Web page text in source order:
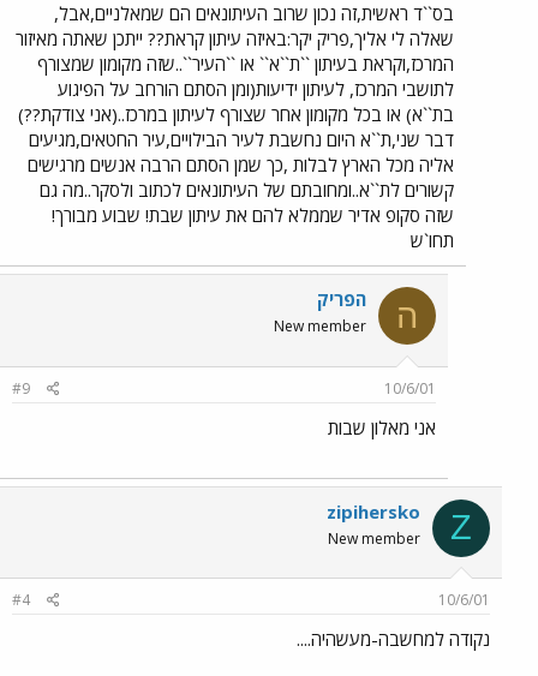
בס``ד ראשית,זה נכון שרוב העיתונאים הם שמאלניים,אבל,
שאלה לי אליך,פריק יקר:באיזה עיתון קראת?? ייתכן שאתה מאיזור
המרכז,וקראת בעיתון ``ת``א`` או ``העיר``..שזה מקומון שמצורף
לתושבי המרכז, לעיתון ידיעות(ומן הסתם הורחב על הפיגוע
בת``א) או בכל מקומון אחר שצורף לעיתון במרכז..(אני צודקת??)
דבר שני,ת``א היום נחשבת לעיר הבילויים,עיר החטאים,מגיעים
אליה מכל הארץ לבלות ,כך שמן הסתם הרבה אנשים מרגישים
קשורים לת``א..ומחובתם של העיתונאים לכתוב ולסקר..מה גם
שזה סקופ אדיר שממלא להם את עיתון שבת! שבוע מבורך!
תחו`ש
ה הפריק
New member
10/6/01
#9
אני מאלון שבות
Z
zipihersko
New member
10/6/01
#4
נקודה למחשבה-מעשהיה....